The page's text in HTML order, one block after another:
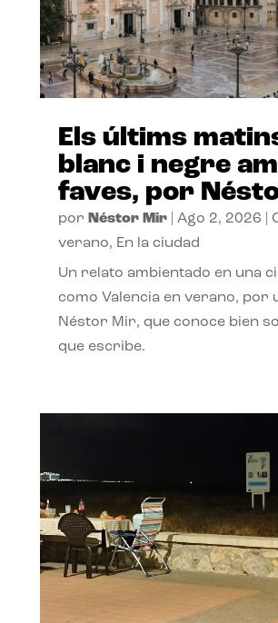
Els últims
blanc i negre
faves, por
por Néstor Mir| Ago 2, 2026
verano, En la ciudad
Un relato ambientado en una
como Valencia en verano, por
Néstor Mir, que conoce bien
que escribe.